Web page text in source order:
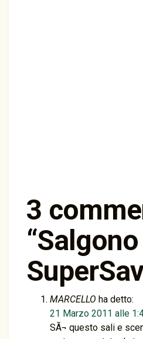
3
“
MARCELLO ha detto:
21 Marzo 2011 alle
SÃ¬ questo sali e